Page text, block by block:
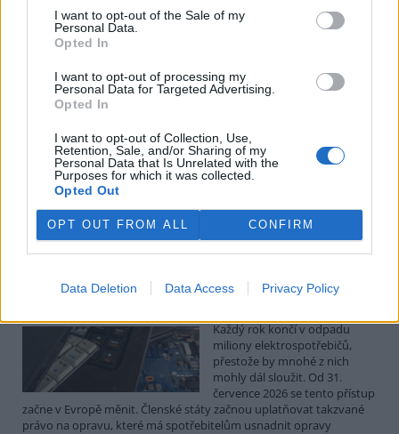
I want to opt-out of the Sale of my
Personal Data.
Opted In
I want to opt-out of processing my
Personal Data for Targeted Advertising.
Opted In
I want to opt-out of Collection, Use,
Retention, Sale, and/or Sharing of my
Personal Data that Is Unrelated with the
Purposes for which it was collected.
Opted Out
OPT OUT FROM ALL CONFIRM
Data Deletion Data Access Privacy Policy
Diskuse: 41
Členské státy nyní převádějí
legislativy. Podle společnosti
refurbed, evropským
marketplace s repasovanou elektronikou, však mohou i po
zavedení nových pravidel zůstat náklady na opravy natolik vysoké,
že pro spotřebitele bude stále výhodnější koupit nové zařízení.
Směrnice má přitom usnadnit opravy elektroniky i po skončení
záruční doby, zlepšit dostupnost náhradních dílů a zabránit
výrobcům, aby zásahy do zařízení zbytečně komplikovali nebo
znemožňovali. Nestanovuje však konkrétní cenový limit ani
způsob výpočtu ceny náhradních dílů a oprav.
31.7.2026
Každý rok končí v odpadu
miliony elektrospotřebičů,
přestože by mnohé z nich
mohly dál sloužit. Od 31.
července 2026 se tento přístup
začne v Evropě měnit. Členské státy začnou uplatňovat takzvané
právo na opravu, které má spotřebitelům usnadnit opravy